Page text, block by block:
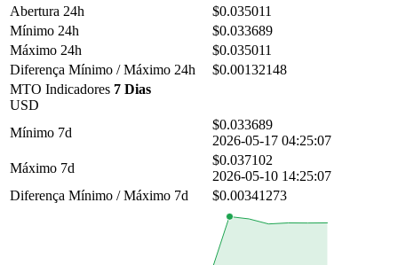
Abertura 24h
$0.035011
Mínimo 24h
$0.033689
Máximo 24h
$0.035011
Diferença Mínimo / Máximo 24h
$0.00132148
MTO Indicadores 7 Dias
USD
Mínimo 7d
$0.033689
2026-05-17 04:25:07
Máximo 7d
$0.037102
2026-05-10 14:25:07
Diferença Mínimo / Máximo 7d
$0.00341273